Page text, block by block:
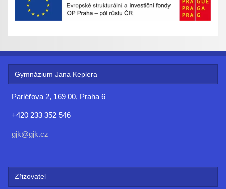
Gymnázium Jana Keplera
Parléřova 2, 169 00, Praha 6
+420 233 352 546
gjk@gjk.cz
Zřizovatel